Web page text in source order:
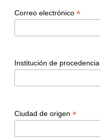
Correo electrónico *
Institución de procedencia
Ciudad de origen *